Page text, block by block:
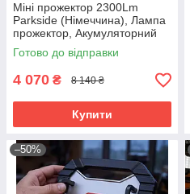
Міні прожектор 2300Lm
Parkside (Німеччина), Лампа
прожектор, Акумуляторний
ліхтар-прожектор, RYH
Готово до відправки
4 070 ₴ 8 140 ₴
Купити
–50%